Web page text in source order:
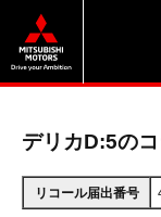
デリカD:5の
リコール届出番号